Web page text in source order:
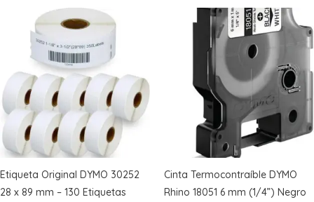
Etiqueta Original DYMO 30252
28 x 89 mm – 130 Etiquetas
Cinta Termocontraíble DYMO
Rhino 18051 6 mm (1/4”) Negro